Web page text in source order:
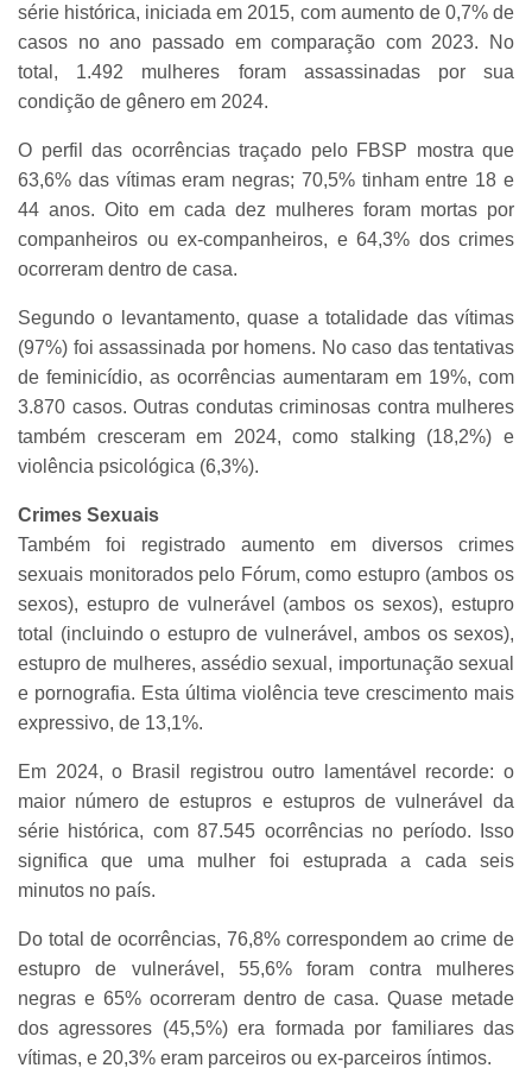
série histórica, iniciada em 2015, com aumento de 0,7% de
casos no ano passado em comparação com 2023. No
total, 1.492 mulheres foram assassinadas por sua
condição de gênero em 2024.
O perfil das ocorrências traçado pelo FBSP mostra que
63,6% das vítimas eram negras; 70,5% tinham entre 18 e
44 anos. Oito em cada dez mulheres foram mortas por
companheiros ou ex-companheiros, e 64,3% dos crimes
ocorreram dentro de casa.
Segundo o levantamento, quase a totalidade das vítimas
(97%) foi assassinada por homens. No caso das tentativas
de feminicídio, as ocorrências aumentaram em 19%, com
3.870 casos. Outras condutas criminosas contra mulheres
também cresceram em 2024, como stalking (18,2%) e
violência psicológica (6,3%).
Crimes Sexuais
Também foi registrado aumento em diversos crimes
sexuais monitorados pelo Fórum, como estupro (ambos os
sexos), estupro de vulnerável (ambos os sexos), estupro
total (incluindo o estupro de vulnerável, ambos os sexos),
estupro de mulheres, assédio sexual, importunação sexual
e pornografia. Esta última violência teve crescimento mais
expressivo, de 13,1%.
Em 2024, o Brasil registrou outro lamentável recorde: o
maior número de estupros e estupros de vulnerável da
série histórica, com 87.545 ocorrências no período. Isso
significa que uma mulher foi estuprada a cada seis
minutos no país.
Do total de ocorrências, 76,8% correspondem ao crime de
estupro de vulnerável, 55,6% foram contra mulheres
negras e 65% ocorreram dentro de casa. Quase metade
dos agressores (45,5%) era formada por familiares das
vítimas, e 20,3% eram parceiros ou ex-parceiros íntimos.